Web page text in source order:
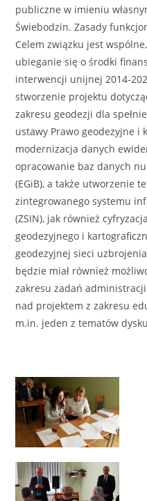
publiczne w imieniu
Świebodzin. Zasady
Celem związku jest
ubieganie się o środki
interwencji unijnej 2014-
stworzenie projektu
zakresu geodezji dla
ustawy Prawo geodezyjne i
modernizacja danych
opracowanie baz danych
(EGiB), a także utworzenie
zintegrowanego systemu
(ZSIN), jak również
geodezyjnego i
geodezyjnej sieci
będzie miał również
zakresu zadań
nad projektem z zakresu
m.in. jeden z tematów